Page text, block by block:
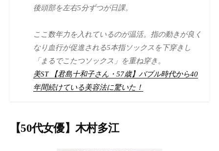
後頭部を左右5分ずつが日課。
ここ数年力を入れているのが温活。指の動きが良く
なり血行が促進される5本指ソックスを下穿きし
「まるでこたつソックス」を重ね穿き。
美ST 【君島十和子さん・57歳】バブル時代から40
年間続けている美容法に驚いた！
【50代女優】木村多江